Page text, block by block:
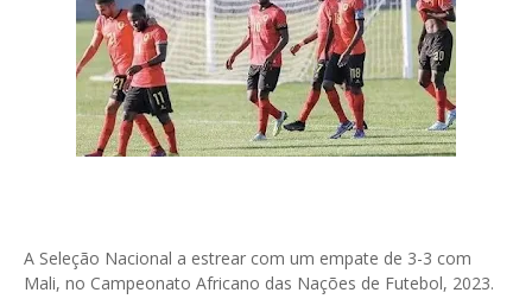
A Seleção Nacional a estrear com um empate de 3-3 com
Mali, no Campeonato Africano das Nações de Futebol, 2023.